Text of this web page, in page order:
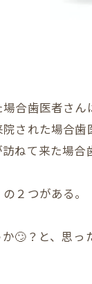
合歯医者さ
された場合
ねて来た場
２つがある。
🙄？と、思っ